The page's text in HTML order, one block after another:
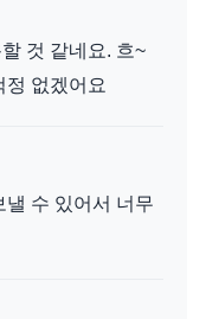
것 같네요. 흐~
정 없겠어요
수 있어서 너무